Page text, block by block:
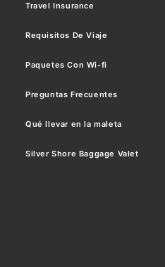
Travel Insurance
Requisitos De Viaje
Paquetes Con Wi-fi
Preguntas Frecuentes
Qué llevar en la maleta
Silver Shore Baggage Valet